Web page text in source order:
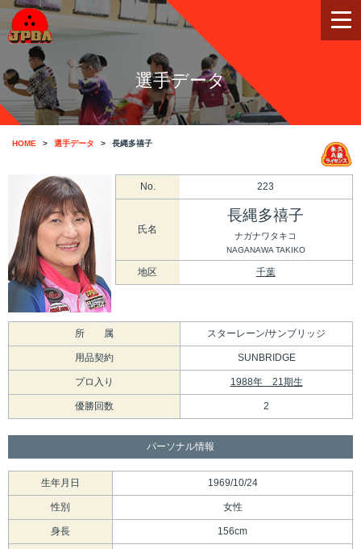
選手データ
HOME 選手データ 長縄多禧子
No. 223
氏名
長縄多禧子
ナガナワタキコ
NAGANAWA TAKIKO
地区 千葉
所 属 スターレーン/サンブリッジ
用品契約 SUNBRIDGE
プロ入り 1988年 21期生
優勝回数 2
パーソナル情報
生年月日 1969/10/24
性別 女性
身長 156cm